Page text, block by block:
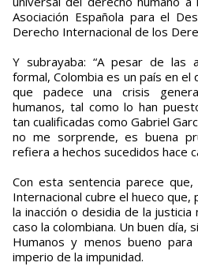
Asociación Española para el
Derecho Internacional de los
Y subrayaba: “A pesar de las
formal, Colombia es un país en el
que padece una crisis
humanos, tal como lo han
tan cualificadas como Gabriel
no me sorprende, es buena
refiera a hechos sucedidos hace
Con esta sentencia parece
Internacional cubre el hueco
la inacción o desidia de la
caso la colombiana. Un buen día,
Humanos y menos bueno
imperio de la impunidad.